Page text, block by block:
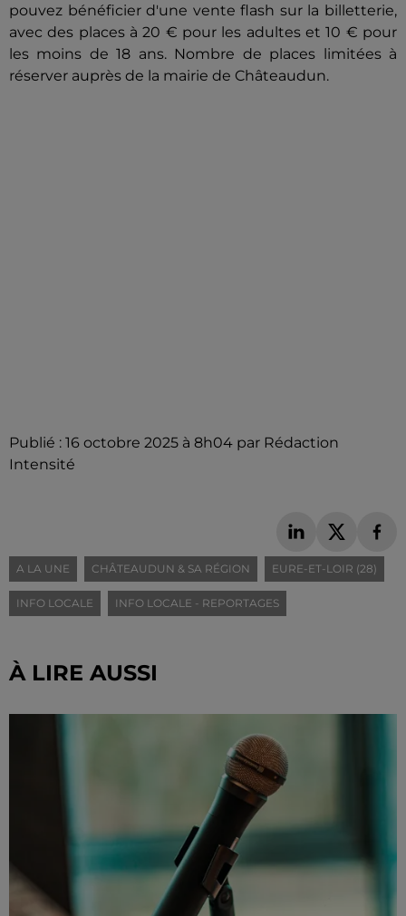
pouvez bénéficier d'une vente flash sur la billetterie,
avec des places à 20 € pour les adultes et 10 € pour
les moins de 18 ans. Nombre de places limitées à
réserver auprès de la mairie de Châteaudun.
Publié : 16 octobre 2025 à 8h04 par Rédaction
Intensité
A LA UNE CHÂTEAUDUN & SA RÉGION EURE-ET-LOIR (28)
INFO LOCALE INFO LOCALE - REPORTAGES
À LIRE AUSSI